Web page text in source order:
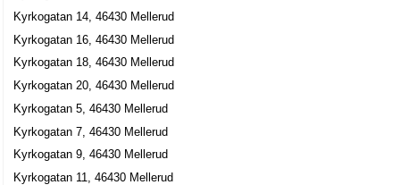
Kyrkogatan 14, 46430 Mellerud
Kyrkogatan 16, 46430 Mellerud
Kyrkogatan 18, 46430 Mellerud
Kyrkogatan 20, 46430 Mellerud
Kyrkogatan 5, 46430 Mellerud
Kyrkogatan 7, 46430 Mellerud
Kyrkogatan 9, 46430 Mellerud
Kyrkogatan 11, 46430 Mellerud